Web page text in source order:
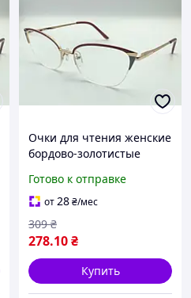
Очки для чтения женские
бордово-золотистые
Готово к отправке
от28₴/мес
278.10₴
309 ₴
Купить